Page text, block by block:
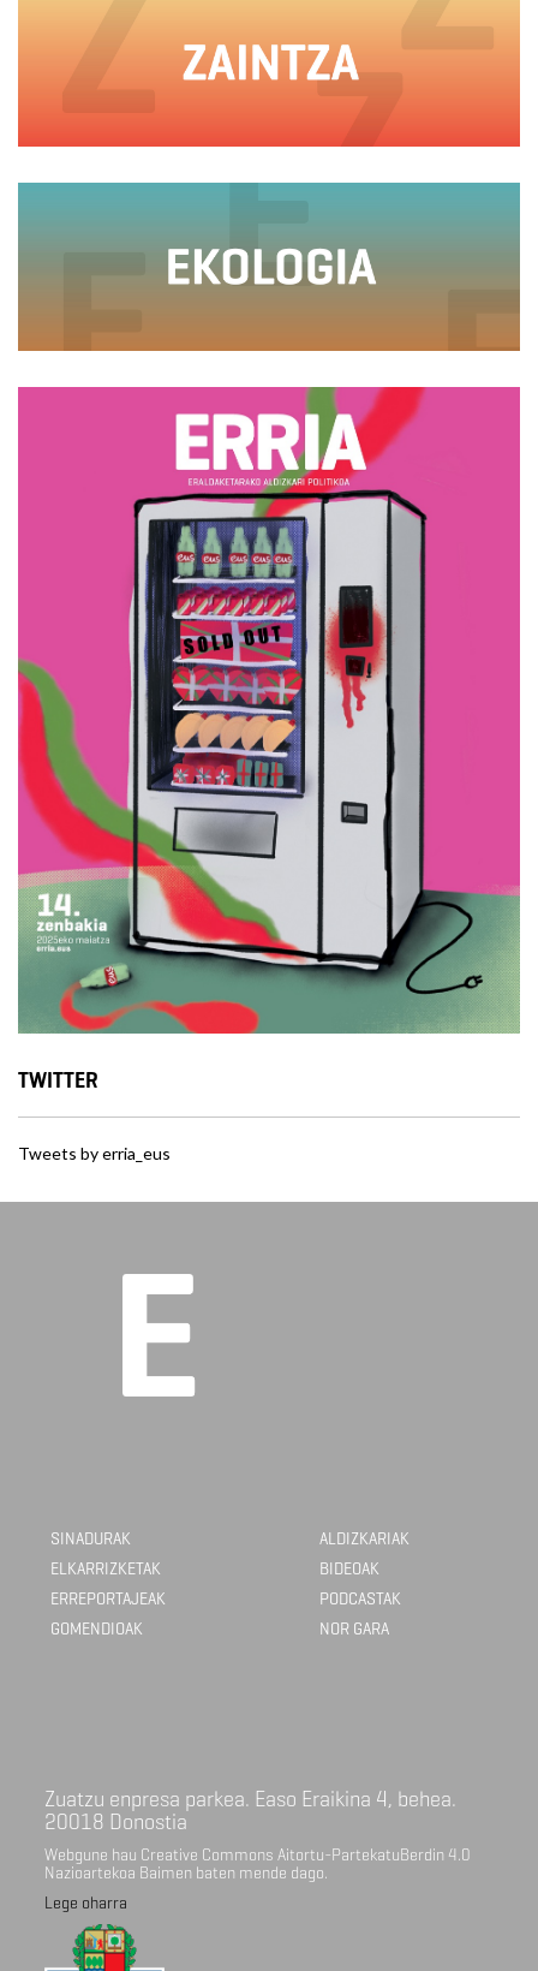
TWITTER
Tweets by erria_eus
SINADURAK
ELKARRIZKETAK
ERREPORTAJEAK
GOMENDIOAK
ALDIZKARIAK
BIDEOAK
PODCASTAK
NOR GARA
Zuatzu enpresa parkea. Easo Eraikina 4, behea.
20018 Donostia
Webgune hau Creative Commons Aitortu-PartekatuBerdin 4.0
Nazioartekoa Baimen baten mende dago.
Lege oharra